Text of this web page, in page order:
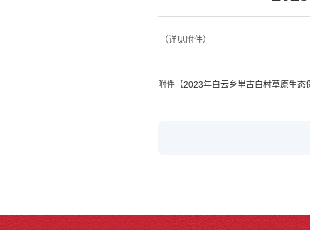
（详见附件）
附件【2023年白云乡里古白村草原生态